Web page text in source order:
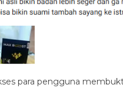
para pengguna